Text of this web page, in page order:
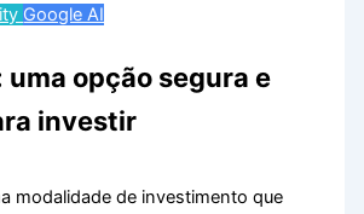
Google AI
uma opção segura e
investir
modalidade de investimento que